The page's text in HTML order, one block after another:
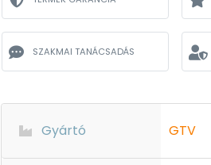
SZAKMAI TANÁCSADÁS
Gyártó GTV